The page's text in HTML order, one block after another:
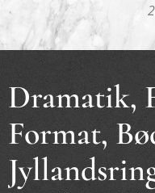
Dramatik,
Format,